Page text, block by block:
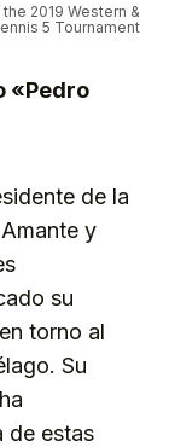
2019 Western &
5 Tournament
«Pedro
de la
y
su
torno al
Su
de estas